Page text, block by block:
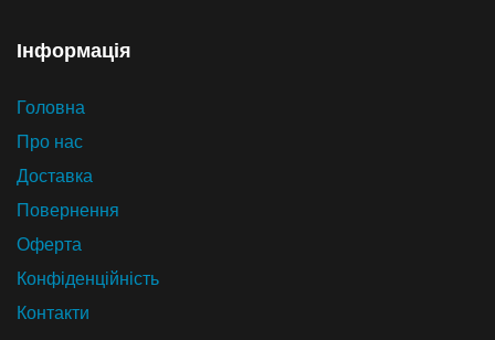
Iнформацiя
Головна
Про нас
Доставка
Повернення
Оферта
Конфіденційність
Контакти